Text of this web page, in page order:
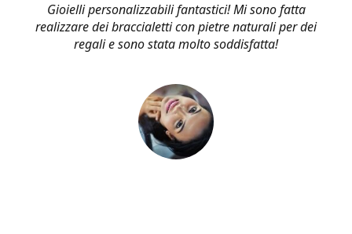
Gioielli personalizzabili fantastici! Mi sono fatta
realizzare dei braccialetti con pietre naturali per dei
regali e sono stata molto soddisfatta!